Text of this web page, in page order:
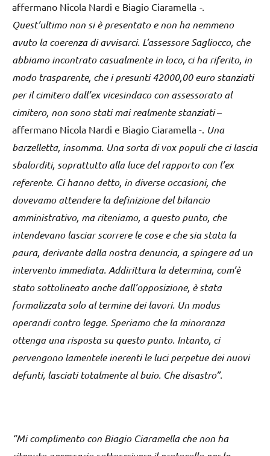
affermano Nicola Nardi e Biagio Ciaramella -.
Quest’ultimo non si è presentato e non ha nemmeno
avuto la coerenza di avvisarci. L’assessore Sagliocco, che
abbiamo incontrato casualmente in loco, ci ha riferito, in
modo trasparente, che i presunti 42000,00 euro stanziati
per il cimitero dall’ex vicesindaco con assessorato al
cimitero, non sono stati mai realmente stanziati–
affermano Nicola Nardi e Biagio Ciaramella -. Una
barzelletta, insomma. Una sorta di vox populi che ci lascia
sbalorditi, soprattutto alla luce del rapporto con l’ex
referente. Ci hanno detto, in diverse occasioni, che
dovevamo attendere la definizione del bilancio
amministrativo, ma riteniamo, a questo punto, che
intendevano lasciar scorrere le cose e che sia stata la
paura, derivante dalla nostra denuncia, a spingere ad un
intervento immediata. Addirittura la determina, com’è
stato sottolineato anche dall’opposizione, è stata
formalizzata solo al termine dei lavori. Un modus
operandi contro legge. Speriamo che la minoranza
ottenga una risposta su questo punto. Intanto, ci
pervengono lamentele inerenti le luci perpetue dei nuovi
defunti, lasciati totalmente al buio. Che disastro”.
“Mi complimento con Biagio Ciaramella che non ha